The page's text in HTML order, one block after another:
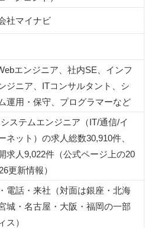
、合わなければ担当変更を申し出る
ただし職種の広げ方は先に決める
職エージェントとは使い方が違う
求人を探して応募する転職サイト
トは幅広い職種を扱う総合型
、面談で必ず聞くこと
と電話でも受けられる
られるかを聞く
社頻度まで求人票の外で確認する
てから応募を決める
トが向いている人・合わない可能
社マイナビ
エンジニア、社内SE、インフ
ジニア、ITコンサルタント、シ
運用・保守、プログラマーなど
ステムエンジニア（IT/通信/イ
ネット）の求人総数30,910件、
求人9,022件（公式ページ上の20
更新情報）
電話・来社（対面は銀座・北海
城・名古屋・大阪・福岡の一部
ス）